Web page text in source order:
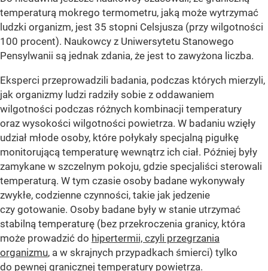
temperaturą mokrego termometru, jaką może wytrzymać
ludzki organizm, jest 35 stopni Celsjusza (przy wilgotności
100 procent). Naukowcy z Uniwersytetu Stanowego
Pensylwanii są jednak zdania, że jest to zawyżona liczba.
Eksperci przeprowadzili badania, podczas których mierzyli,
jak organizmy ludzi radziły sobie z oddawaniem
wilgotności podczas różnych kombinacji temperatury
oraz wysokości wilgotności powietrza. W badaniu wzięły
udział młode osoby, które połykały specjalną pigułkę
monitorującą temperaturę wewnątrz ich ciał. Później były
zamykane w szczelnym pokoju, gdzie specjaliści sterowali
temperaturą. W tym czasie osoby badane wykonywały
zwykłe, codzienne czynności, takie jak jedzenie
czy gotowanie. Osoby badane były w stanie utrzymać
stabilną temperaturę (bez przekroczenia granicy, która
może prowadzić do hipertermii, czyli przegrzania
organizmu, a w skrajnych przypadkach śmierci) tylko
do pewnej granicznej temperatury powietrza.